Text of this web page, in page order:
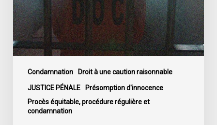
Condamnation Droit à une caution raisonnable
JUSTICE PÉNALE
Présomption d'innocence
Procès équitable, procédure régulière et
condamnation
amendements
du
Sénat
au